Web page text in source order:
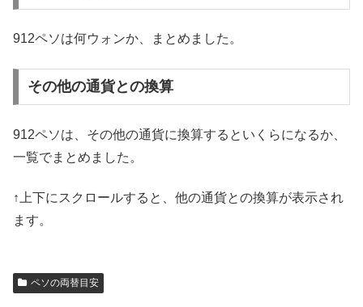
912ペソは何ウォンか、まとめました。
その他の通貨との換算
912ペソは、その他の通貨に換算するといくらになるか、
一覧でまとめました。
↑上下にスクロールすると、他の通貨との換算が表示され
ます。
ペソの両替目安